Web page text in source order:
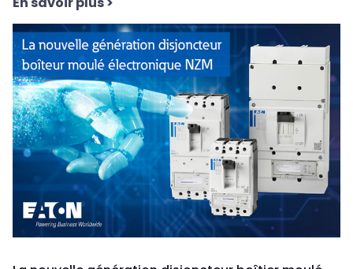
XL³ HP : puissance et modularité réinventées
L’offre XL³ HP propose des armoires de distribution
pour chaque application. Les armoires
assemblables jusqu’à 6300 A sont idéales pour les
sites industriels et les infrastructures.
En savoir plus>